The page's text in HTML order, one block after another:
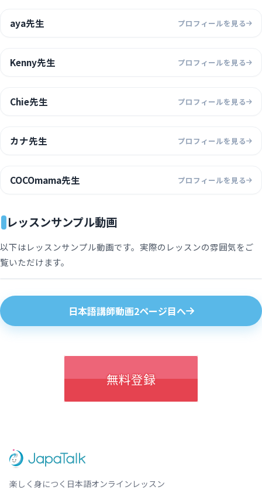
aya先生 プロフィールを見る
Kenny先生 プロフィールを見る
Chie先生 プロフィールを見る
カナ先生 プロフィールを見る
COCOmama先生 プロフィールを見る
レッスンサンプル動画
以下はレッスンサンプル動画です。実際のレッスンの雰囲気をご
覧いただけます。
日本語講師動画2ページ目へ
無料登録
楽しく身につく日本語オンラインレッスン